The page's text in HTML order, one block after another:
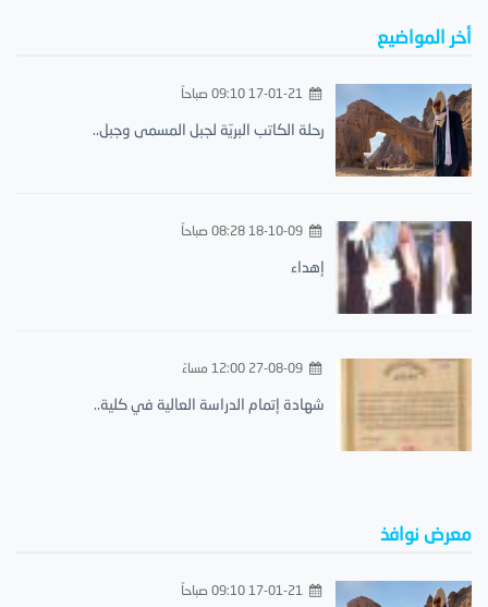
أخر المواضيع
رحلة الكاتب البريّة لجبل المسمى وجبل..
18-10-09 08:28 صباحاً
إهداء
27-08-09 12:00 مساءً
شهادة إتمام الدراسة العالية في كلية..
معرض نوافذ